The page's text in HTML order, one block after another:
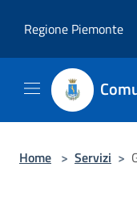
Regione Piemonte
Home > Servizi >